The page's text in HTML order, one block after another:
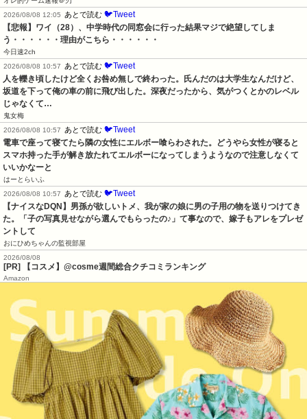
2026/08/08 12:05
あとで読む 🐦Tweet
【悲報】ワイ（28）、中学時代の同窓会に行った結果マジで絶望してしま
う・・・・・・理由がこちら・・・・・・
今日速2ch
2026/08/08 10:57
あとで読む 🐦Tweet
人を轢き頃したけど全くお咎め無しで終わった。氏んだのは大学生なんだけど、
坂道を下って俺の車の前に飛び出した。深夜だったから、気がつくとかのレベル
じゃなくて…
鬼女梅
2026/08/08 10:57
あとで読む 🐦Tweet
電車で座って寝てたら隣の女性にエルボー喰らわされた。どうやら女性が寝ると
スマホ持った手が解き放たれてエルボーになってしまうようなので注意しなくて
いいかなーと
はーとらいふ
2026/08/08 10:57
あとで読む 🐦Tweet
【ナイスなDQN】男孫が欲しいトメ、我が家の娘に男の子用の物を送りつけてき
た。「子の写真見せながら選んでもらったの♪」て事なので、嫁子もアレをプレゼ
ントして
おにひめちゃんの監視部屋
2026/08/08
[PR] 【コスメ】@cosme週間総合クチコミランキング
Amazon